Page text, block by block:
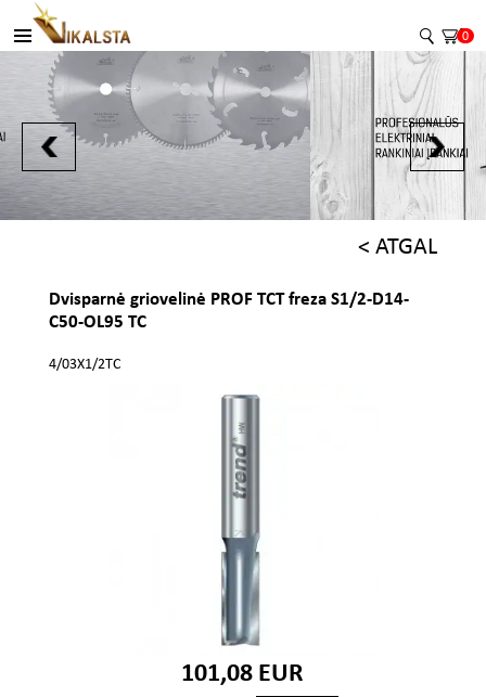
0
< ATGAL
Dvisparnė griovelinė PROF TCT freza S1/2-D14-
C50-OL95 TC
4/03X1/2TC
101,08 EUR